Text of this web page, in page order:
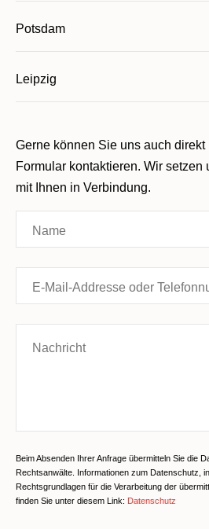
Potsdam
Leipzig
Gerne können Sie uns auch direkt
Formular kontaktieren. Wir setzen
mit Ihnen in Verbindung.
Beim Absenden Ihrer Anfrage übermitteln Sie die
Rechtsanwälte. Informationen zum Datenschutz,
Rechtsgrundlagen für die Verarbeitung der
finden Sie unter diesem Link: Datenschutz